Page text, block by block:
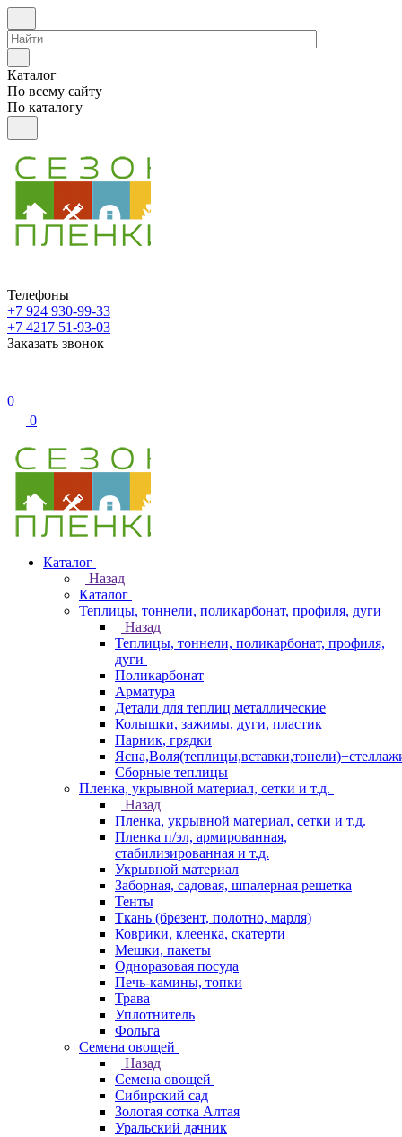
Каталог
По всему сайту
По каталогу
Телефоны
+7 924 930-99-33
+7 4217 51-93-03
Заказать звонок
0
0
Каталог
Назад
Каталог
Теплицы, тоннели, поликарбонат, профиля, дуги
Назад
Теплицы, тоннели, поликарбонат, профиля,
дуги
Поликарбонат
Арматура
Детали для теплиц металлические
Колышки, зажимы, дуги, пластик
Парник, грядки
Сборные теплицы
Пленка, укрывной материал, сетки и т.д.
Назад
Пленка, укрывной материал, сетки и т.д.
Пленка п/эл, армированная,
стабилизированная и т.д.
Укрывной материал
Заборная, садовая, шпалерная решетка
Тенты
Ткань (брезент, полотно, марля)
Коврики, клеенка, скатерти
Мешки, пакеты
Одноразовая посуда
Печь-камины, топки
Трава
Уплотнитель
Фольга
Семена овощей
Назад
Семена овощей
Сибирский сад
Золотая сотка Алтая
Уральский дачник